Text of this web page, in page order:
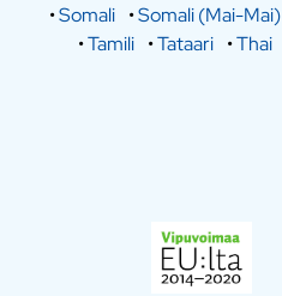
•Somali •Somali (Mai-Mai)
•Tamili •Tataari •Thai